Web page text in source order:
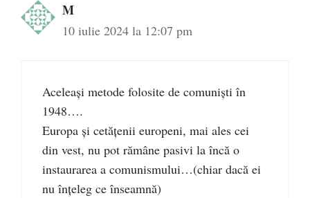
M
10 iulie 2024 la 12:07 pm
Aceleași metode folosite de comuniști în
1948….
Europa și cetățenii europeni, mai ales cei
din vest, nu pot rămâne pasivi la încă o
instaurarea a comunismului…(chiar dacă ei
nu înțeleg ce înseamnă)